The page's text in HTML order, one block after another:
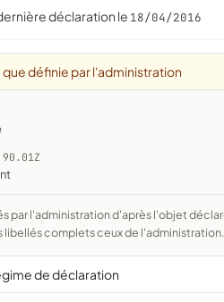
déclaration le 18/04/2016
définie par l'administration
90.01Z
libellés complets ceux de l'administration.
de déclaration